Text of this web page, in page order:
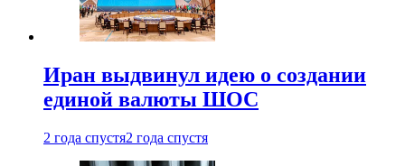
Иран выдвинул идею о создании
единой валюты ШОС
2 года спустя2 года спустя